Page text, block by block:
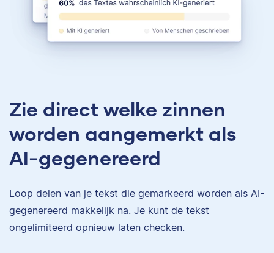
Zie direct welke zinnen
worden aangemerkt als
AI-gegenereerd
Loop delen van je tekst die gemarkeerd worden als AI-
gegenereerd makkelijk na. Je kunt de tekst
ongelimiteerd opnieuw laten checken.